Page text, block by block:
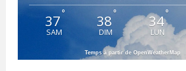
37°
SAM
38 °
DIM
34°
LUN
Temps à partir de OpenWeatherMap